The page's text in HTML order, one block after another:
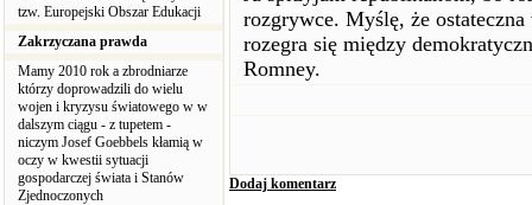
tzw. Europejski Obszar Edukacji
Zakrzyczana prawda
Mamy 2010 rok a zbrodniarze
którzy doprowadzili do wielu
wojen i kryzysu światowego w w
dalszym ciągu - z tupetem -
niczym Josef Goebbels kłamią w
oczy w kwestii sytuacji
gospodarczej świata i Stanów
Zjednoczonych
rozgrywce. Myślę, że
rozegra się między
Romney.
Dodaj komentarz